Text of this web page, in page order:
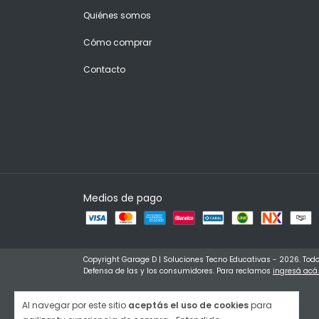
Al navegar por este sitio aceptás el uso de cookiespara
Quiénes somos
Cómo comprar
Contacto
Medios de pago
Copyright Garage D | Soluciones Tecno Educativas - 2026.
Defensa de las y los consumidores. Para reclamos ingresá acá.